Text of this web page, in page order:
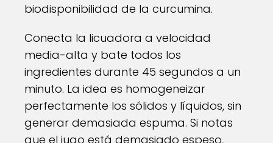
biodisponibilidad de la curcumina.
Conecta la licuadora a velocidad
media-alta y bate todos los
ingredientes durante 45 segundos a un
minuto. La idea es homogeneizar
perfectamente los sólidos y líquidos, sin
generar demasiada espuma. Si notas
que el jugo está demasiado espeso,